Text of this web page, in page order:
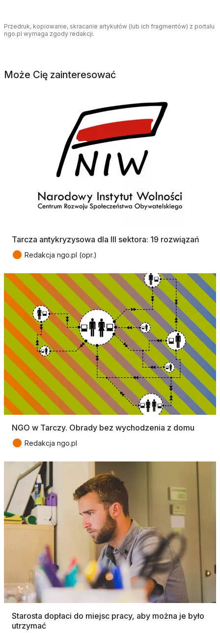
Przedruk, kopiowanie, skracanie artykułów (lub ich fragmentów) z portalu
ngo.pl wymaga zgody redakcji.
Może Cię zainteresować
Tarcza antykryzysowa dla III sektora: 19 rozwiązań
● Redakcja ngo.pl (opr.)
NGO w Tarczy. Obrady bez wychodzenia z domu
● Redakcja ngo.pl
Starosta dopłaci do miejsc pracy, aby można je było
utrzymać